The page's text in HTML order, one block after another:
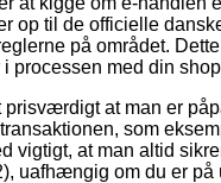
op til de officielle
på området.
processen med din
prisværdigt at man er
som
vigtigt, at man altid
uafhængig om du er på